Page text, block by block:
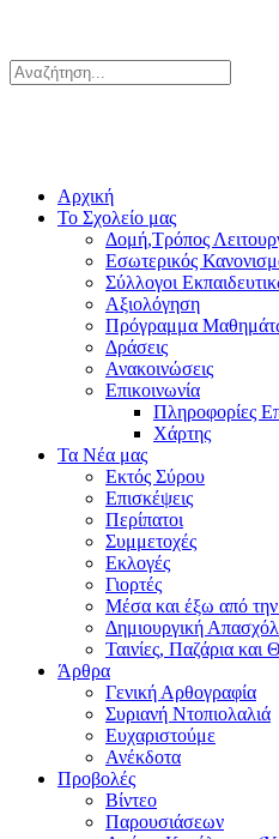
Αρχική
Το Σχολείο μας
Δομή,Τρόπος
Εσωτερικός
Σύλλογοι
Αξιολόγηση
Πρόγραμμα
Δράσεις
Ανακοινώσεις
Επικοινωνία
Πληροφορίες
Χάρτης
Τα Νέα μας
Εκτός Σύρου
Επισκέψεις
Περίπατοι
Συμμετοχές
Εκλογές
Γιορτές
Μέσα και έξω από
Δημιουργική
Ταινίες, Παζάρια και
Άρθρα
Γενική Αρθογραφία
Συριανή Ντοπιολαλιά
Ευχαριστούμε
Ανέκδοτα
Προβολές
Βίντεο
Παρουσιάσεων